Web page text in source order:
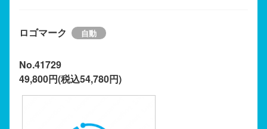
ロゴマーク
No.41729
49,800円(税込54,780円)